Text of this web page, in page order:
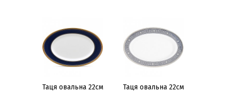
Таця овальна 22см Таця овальна 22см